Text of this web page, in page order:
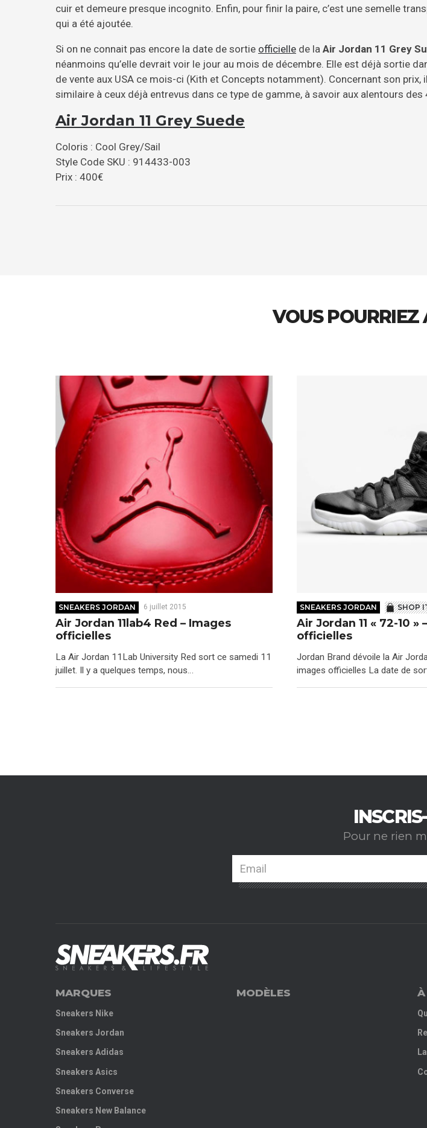
cuir et demeure presque incognito. Enfin, pour finir la paire, c’est une semelle
qui a été ajoutée.
Si on ne connait pas encore la date de sortie officielle de la Air Jordan 11 Grey
néanmoins qu’elle devrait voir le jour au mois de décembre. Elle est déjà sortie
de vente aux USA ce mois-ci (Kith et Concepts notamment). Concernant son prix,
similaire à ceux déjà entrevus dans ce type de gamme, à savoir aux alentours des
Air Jordan 11 Grey Suede
Coloris : Cool Grey/Sail
Style Code SKU : 914433-003
Prix : 400€
VOUS POURRIEZ
SNEAKERS JORDAN 6 juillet 2015
Air Jordan 11lab4 Red – Images
officielles
La Air Jordan 11Lab University Red sort ce samedi 11
juillet. Il y a quelques temps, nous…
SNEAKERS JORDAN SHOP
Air Jordan 11 « 72-10 »
officielles
Jordan Brand dévoile la Air
images officielles La date de
Pour ne rien
MARQUES
Sneakers Nike
Sneakers Jordan
Sneakers Adidas
Sneakers Asics
Sneakers Converse
Sneakers New Balance
MODÈLES À